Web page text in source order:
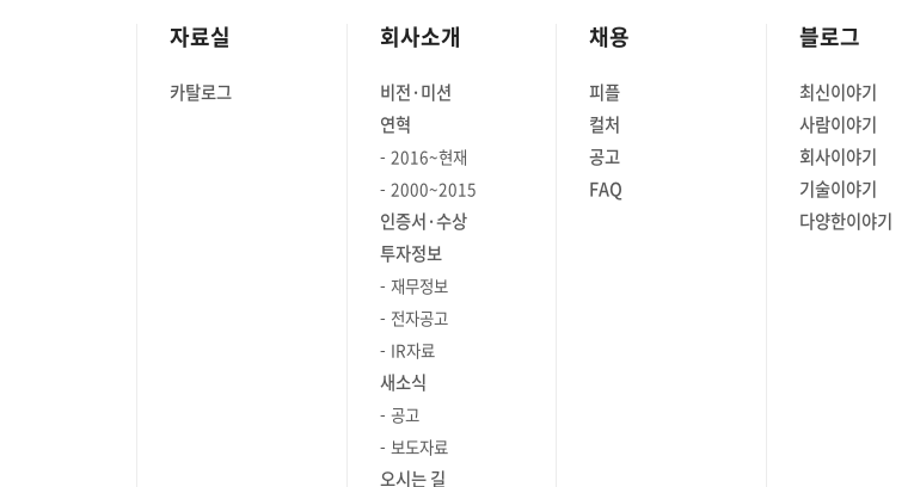
자료실
카탈로그
회사소개
비전·미션
연혁
2016~현재
2000~2015
인증서·수상
투자정보
재무정보
전자공고
IR자료
새소식
공고
보도자료
오시는 길
채용
피플
컬처
공고
FAQ
블로그
최신이야기
사람이야기
회사이야기
기술이야기
다양한이야기